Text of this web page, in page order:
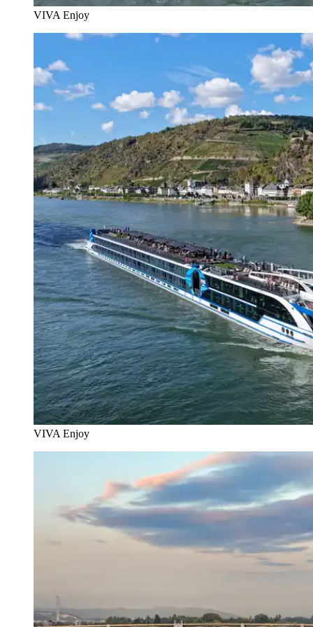
VIVA Enjoy
VIVA Enjoy